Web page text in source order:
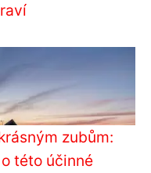
zubům:
této účinné